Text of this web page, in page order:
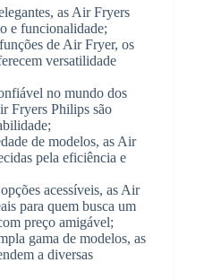
as Air Fryers
e funcionalidade;
de Air Fryer, os
versatilidade
no mundo dos
Fryers Philips são
de modelos, as Air
pela eficiência e
acessíveis, as Air
para quem busca um
preço amigável;
gama de modelos, as
a diversas